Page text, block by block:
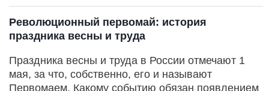
Революционный первомай: история
праздника весны и труда
Праздника весны и труда в России отмечают 1
мая, за что, собственно, его и называют
Первомаем. Какому событию обязан появлением